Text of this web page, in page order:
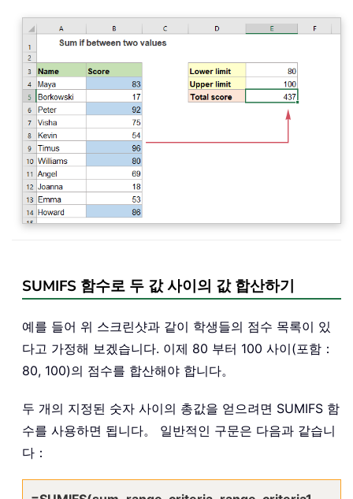
SUMIFS 함수로 두 값 사이의 값 합산하기
예를 들어 위 스크린샷과 같이 학생들의 점수 목록이 있
다고 가정해 보겠습니다. 이제 80 부터 100 사이(포함：
80, 100)의 점수를 합산해야 합니다。
두 개의 지정된 숫자 사이의 총값을 얻으려면 SUMIFS 함
수를 사용하면 됩니다。 일반적인 구문은 다음과 같습니
다：